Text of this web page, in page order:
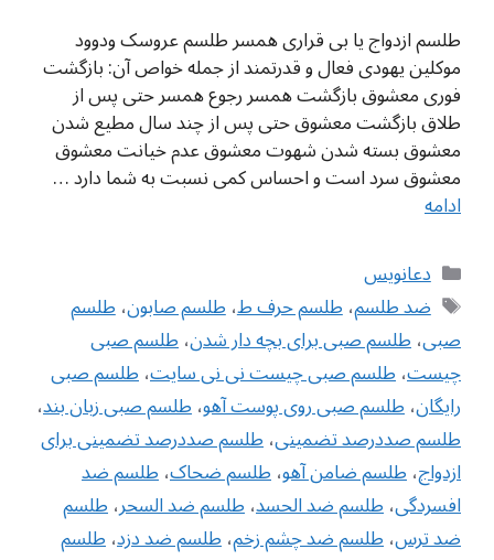
طلسم ازدواج یا بی قراری همسر طلسم عروسک ودوود
موکلین یهودی فعال و قدرتمند از جمله خواص آن: بازگشت
فوری معشوق بازگشت همسر رجوع همسر حتی پس از
طلاق بازگشت معشوق حتی پس از چند سال مطیع شدن
معشوق بسته شدن شهوت معشوق عدم خیانت معشوق
معشوق سرد است و احساس کمی نسبت به شما دارد …
ادامه
دسته‌ها
دعانویس
برچسب‌ها
ضد طلسم،طلسم حرف ط،طلسم صابون،طلسم
صبی،طلسم صبی برای بچه دار شدن،طلسم صبی
چیست،طلسم صبی چیست نی نی سایت،طلسم صبی
رایگان،طلسم صبی روی پوست آهو،طلسم صبی زبان بند،
طلسم صددرصد تضمینی،طلسم صددرصد تضمینی برای
ازدواج،طلسم ضامن آهو،طلسم ضحاک،طلسم ضد
افسردگی،طلسم ضد الحسد،طلسم ضد السحر،طلسم
ضد ترس،طلسم ضد چشم زخم،طلسم ضد دزد،طلسم